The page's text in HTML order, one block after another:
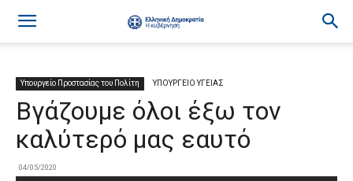
Υπουργείο Προστασίας του Πολίτη ΥΠΟΥΡΓΕΙΟ ΥΓΕΙΑΣ
Βγάζουμε όλοι έξω τον
καλύτερό μας εαυτό
04/05/2020